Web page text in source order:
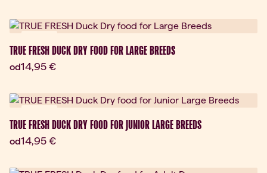
TRUE FRESH DUCK DRY FOOD FOR LARGE BREEDS
odAktuálna cena:
14,95 €
TRUE FRESH DUCK DRY FOOD FOR JUNIOR LARGE BREEDS
odAktuálna cena:
14,95 €